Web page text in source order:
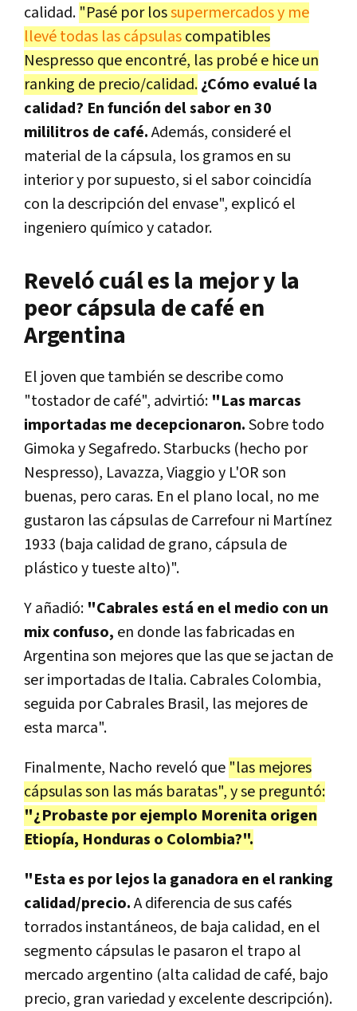
calidad. "Pasé por lossupermercados y me
llevé todas las cápsulascompatibles
Nespresso que encontré, las probé e hice un
ranking de precio/calidad.¿Cómo evalué la
calidad? En función del sabor en 30
mililitros de café.Además, consideré el
material de la cápsula, los gramos en su
interior y por supuesto, si el sabor coincidía
con la descripción del envase", explicó el
ingeniero químico y catador.
Reveló cuál es la mejor y la
peor cápsula de café en
Argentina
El joven que también se describe como
"tostador de café", advirtió: "Las marcas
importadas me decepcionaron.Sobre todo
Gimoka y Segafredo. Starbucks (hecho por
Nespresso), Lavazza, Viaggio y L'OR son
buenas, pero caras. En el plano local, no me
gustaron las cápsulas de Carrefour ni Martínez
1933 (baja calidad de grano, cápsula de
plástico y tueste alto)".
Y añadió: "Cabrales está en el medio con un
mix confuso, en donde las fabricadas en
Argentina son mejores que las que se jactan de
ser importadas de Italia. Cabrales Colombia,
seguida por Cabrales Brasil, las mejores de
esta marca".
Finalmente, Nacho reveló que "las mejores
cápsulas son las más baratas", y se preguntó:
"¿Probaste por ejemplo Morenita origen
Etiopía, Honduras o Colombia?".
"Esta es por lejos la ganadora en el ranking
calidad/precio.A diferencia de sus cafés
torrados instantáneos, de baja calidad, en el
segmento cápsulas le pasaron el trapo al
mercado argentino (alta calidad de café, bajo
precio, gran variedad y excelente descripción).